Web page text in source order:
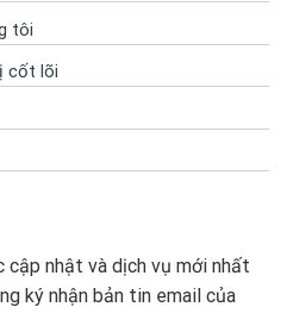
tôi
cốt lõi
nhật và dịch vụ mới nhất
ký nhận bản tin email của